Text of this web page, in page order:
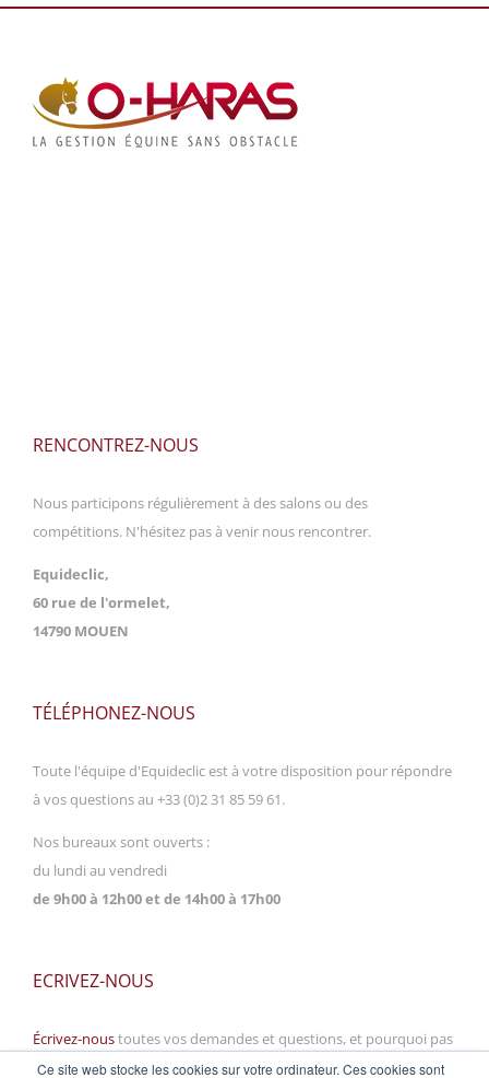
Ce site web stocke les cookies sur votre ordinateur. Ces cookies sont
RENCONTREZ-NOUS
Nous participons régulièrement à des salons ou des
compétitions. N'hésitez pas à venir nous rencontrer.
Equideclic,
60 rue de l'ormelet,
14790 MOUEN
TÉLÉPHONEZ-NOUS
Toute l'équipe d'Equideclic est à votre disposition pour répondre
à vos questions au +33 (0)2 31 85 59 61.
Nos bureaux sont ouverts :
du lundi au vendredi
de 9h00 à 12h00 et de 14h00 à 17h00
ECRIVEZ-NOUS
Écrivez-noustoutes vos demandes et questions, et pourquoi pas
vos suggestions ! Nous nous ferons un plaisir de vous répondre